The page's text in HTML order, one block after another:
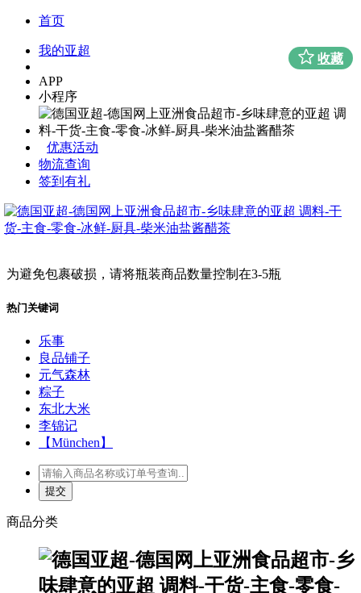
首页
我的亚超
APP
小程序
优惠活动
物流查询
签到有礼
为避免包裹破损，请将瓶装商品数量控制在3-5瓶
热门关键词
乐事
良品铺子
元气森林
粽子
东北大米
李锦记
【München】
商品分类
收藏